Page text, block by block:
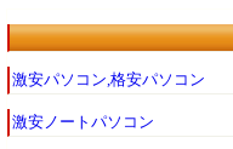
激安パソコン,格安パソコン
激安ノートパソコン